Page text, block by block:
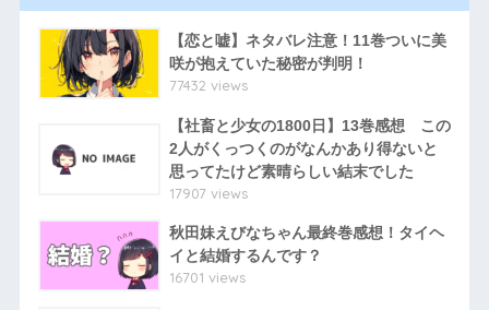
【恋と嘘】ネタバレ注意！11巻ついに美
咲が抱えていた秘密が判明！
77432 views
【社畜と少女の1800日】13巻感想 この
2人がくっつくのがなんかあり得ないと
思ってたけど素晴らしい結末でした
17907 views
秋田妹えびなちゃん最終巻感想！タイヘ
イと結婚するんです？
16701 views